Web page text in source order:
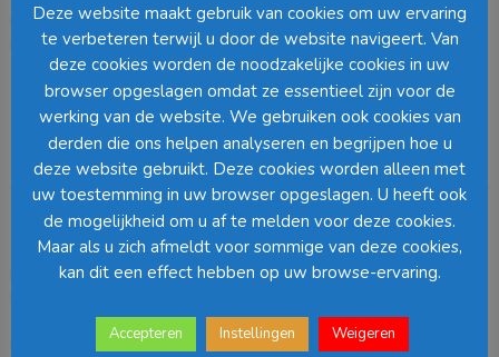
EAN:8717669516231 SKU:930362 Categorie:Staande Planten
Loading...
Barcode:
Beschrijving
Beschrijving
Klaar om zorgeloos te genieten? De kunstplanten van Mica
enkel onderhoud nodig. Deze Dracaena valt op door de
kenmerkende, langwerpige bladeren die tot in detail zijn nagemaakt.
Deze website maakt gebruik van cookies om uw ervaring
te verbeteren terwijl u door de website navigeert. Van
deze cookies worden de noodzakelijke cookies in uw
browser opgeslagen omdat ze essentieel zijn voor de
werking van de website. We gebruiken ook cookies van
derden die ons helpen analyseren en begrijpen hoe u
deze website gebruikt. Deze cookies worden alleen met
uw toestemming in uw browser opgeslagen. U heeft ook
de mogelijkheid om u af te melden voor deze cookies.
Maar als u zich afmeldt voor sommige van deze cookies,
kan dit een effect hebben op uw browse-ervaring.
Accepteren Instellingen Weigeren